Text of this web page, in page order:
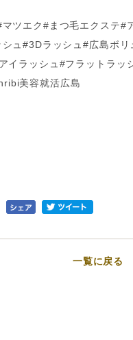
ツエク#まつ毛エクステ#
ュ#3Dラッシュ#広島ボリ
イラッシュ#フラットラッ
美容就活広島
一覧に戻る